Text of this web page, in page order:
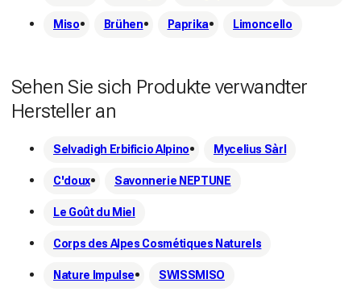
Miso Brühen Paprika Limoncello
Sehen Sie sich Produkte verwandter
Hersteller an
Selvadigh Erbificio Alpino Mycelius Sàrl
C'doux Savonnerie NEPTUNE
Le Goût du Miel
Corps des Alpes Cosmétiques Naturels
Nature Impulse SWISSMISO